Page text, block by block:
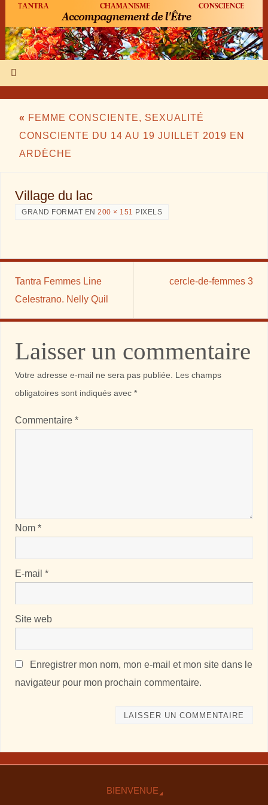
« FEMME CONSCIENTE, SEXUALITÉ
CONSCIENTE DU 14 AU 19 JUILLET 2019 EN
ARDÈCHE
Village du lac
GRAND FORMAT EN200 × 151 PIXELS
Tantra Femmes Line
Celestrano. Nelly Quil
cercle-de-femmes 3
Laisser un commentaire
Votre adresse e-mail ne sera pas publiée.
Les champs
obligatoires sont indiqués avec*
Commentaire*
Nom*
E-mail*
Site web
Enregistrer mon nom, mon e-mail et mon site dans le
navigateur pour mon prochain commentaire.
BIENVENUE